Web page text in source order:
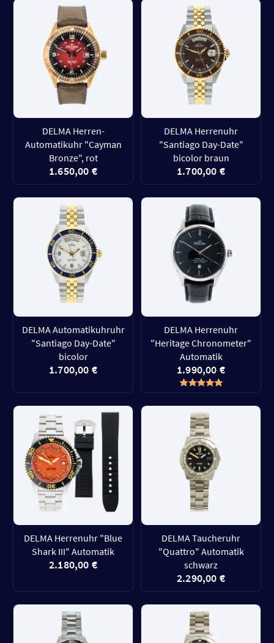
DELMA Herren-
Automatikuhr "Cayman
Bronze", rot
1.650,00 €
DELMA Herrenuhr
"Santiago Day-Date"
bicolor braun
1.700,00 €
DELMA Automatikuhruhr
"Santiago Day-Date"
bicolor
1.700,00 €
DELMA Herrenuhr
"Heritage Chronometer"
Automatik
1.990,00 €
DELMA Herrenuhr "Blue
Shark III" Automatik
2.180,00 €
DELMA Taucheruhr
"Quattro" Automatik
schwarz
2.290,00 €